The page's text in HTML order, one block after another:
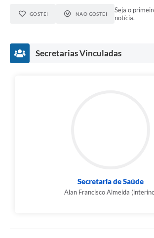
GOSTEI NÃO GOSTEI
Seja o
notícia.
Secretarias Vinculadas
Secretaria de Saúde
Alan Francisco Almeida